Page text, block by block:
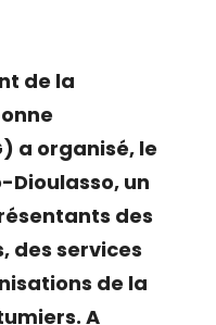
de la
a organisé, le
Dioulasso, un
des
des services
de la
A